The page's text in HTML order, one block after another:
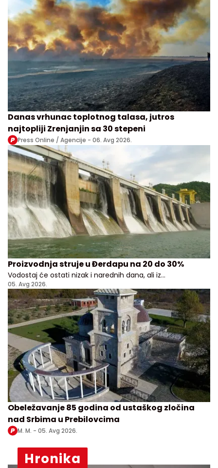
Danas vrhunac toplotnog talasa, jutros
najtopliji Zrenjanjin sa 30 stepeni
Press Online / Agencije - 06. Avg 2026.
Proizvodnja struje u Đerdapu na 20 do 30%
Vodostaj će ostati nizak i narednih dana, ali iz
Elektroprivrede Srbije uveravaju da građani i privreda
nemaju razloga za brigu
05. Avg 2026.
Obeležavanje 85 godina od ustaškog zločina
nad Srbima u Prebilovcima
M. M. - 05. Avg 2026.
Hronika